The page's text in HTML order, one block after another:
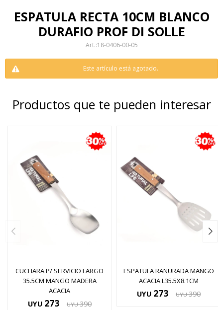
ESPATULA RECTA 10CM BLANCO
DURAFIO PROF DI SOLLE
18-0406-00-05
Este artículo está agotado.
Productos que te pueden interesar
CUCHARA P/ SERVICIO LARGO
35.5CM MANGO MADERA
ACACIA
UYU 273 UYU 390
ESPATULA RANURADA MANGO
ACACIA L35.5X8.1CM
UYU 273 UYU 390